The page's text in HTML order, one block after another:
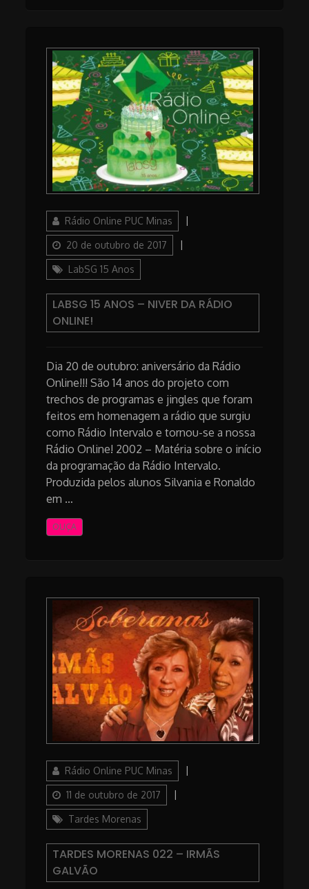
AuthorRádio Online PUC Minas
20 de outubro de 2017
LabSG 15 Anos
LABSG 15 ANOS – NIVER DA RÁDIO
ONLINE!
Dia 20 de outubro: aniversário da Rádio
Online!!! São 14 anos do projeto com
trechos de programas e jingles que foram
feitos em homenagem a rádio que surgiu
como Rádio Intervalo e tornou-se a nossa
Rádio Online! 2002 – Matéria sobre o início
da programação da Rádio Intervalo.
Produzida pelos alunos Silvania e Ronaldo
em …
OUÇA
AuthorRádio Online PUC Minas
11 de outubro de 2017
Tardes Morenas
TARDES MORENAS 022 – IRMÃS
GALVÃO